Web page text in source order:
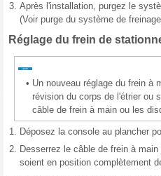
3. Après l'installation, purgez le
(Voir purge du système de
Réglage du frein de
• Un nouveau réglage du frein à
révision du corps de l'étrier ou
câble de frein à main ou les
1. Déposez la console au plancher
2. Desserrez le câble de frein à
soient en position complètement